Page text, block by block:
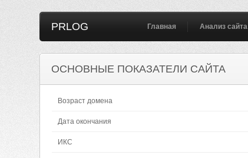
PRLOG Главная Анализ сайта
ОСНОВНЫЕ ПОКАЗАТЕЛИ САЙТА
Возраст домена
Дата окончания
ИКС